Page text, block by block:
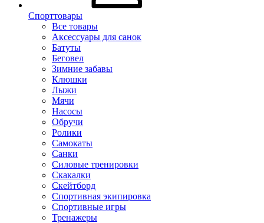
Спорттовары
Все товары
Аксессуары для санок
Батуты
Беговел
Зимние забавы
Клюшки
Лыжи
Мячи
Насосы
Обручи
Ролики
Самокаты
Санки
Силовые тренировки
Скакалки
Скейтборд
Спортивная экипировка
Спортивные игры
Тренажеры